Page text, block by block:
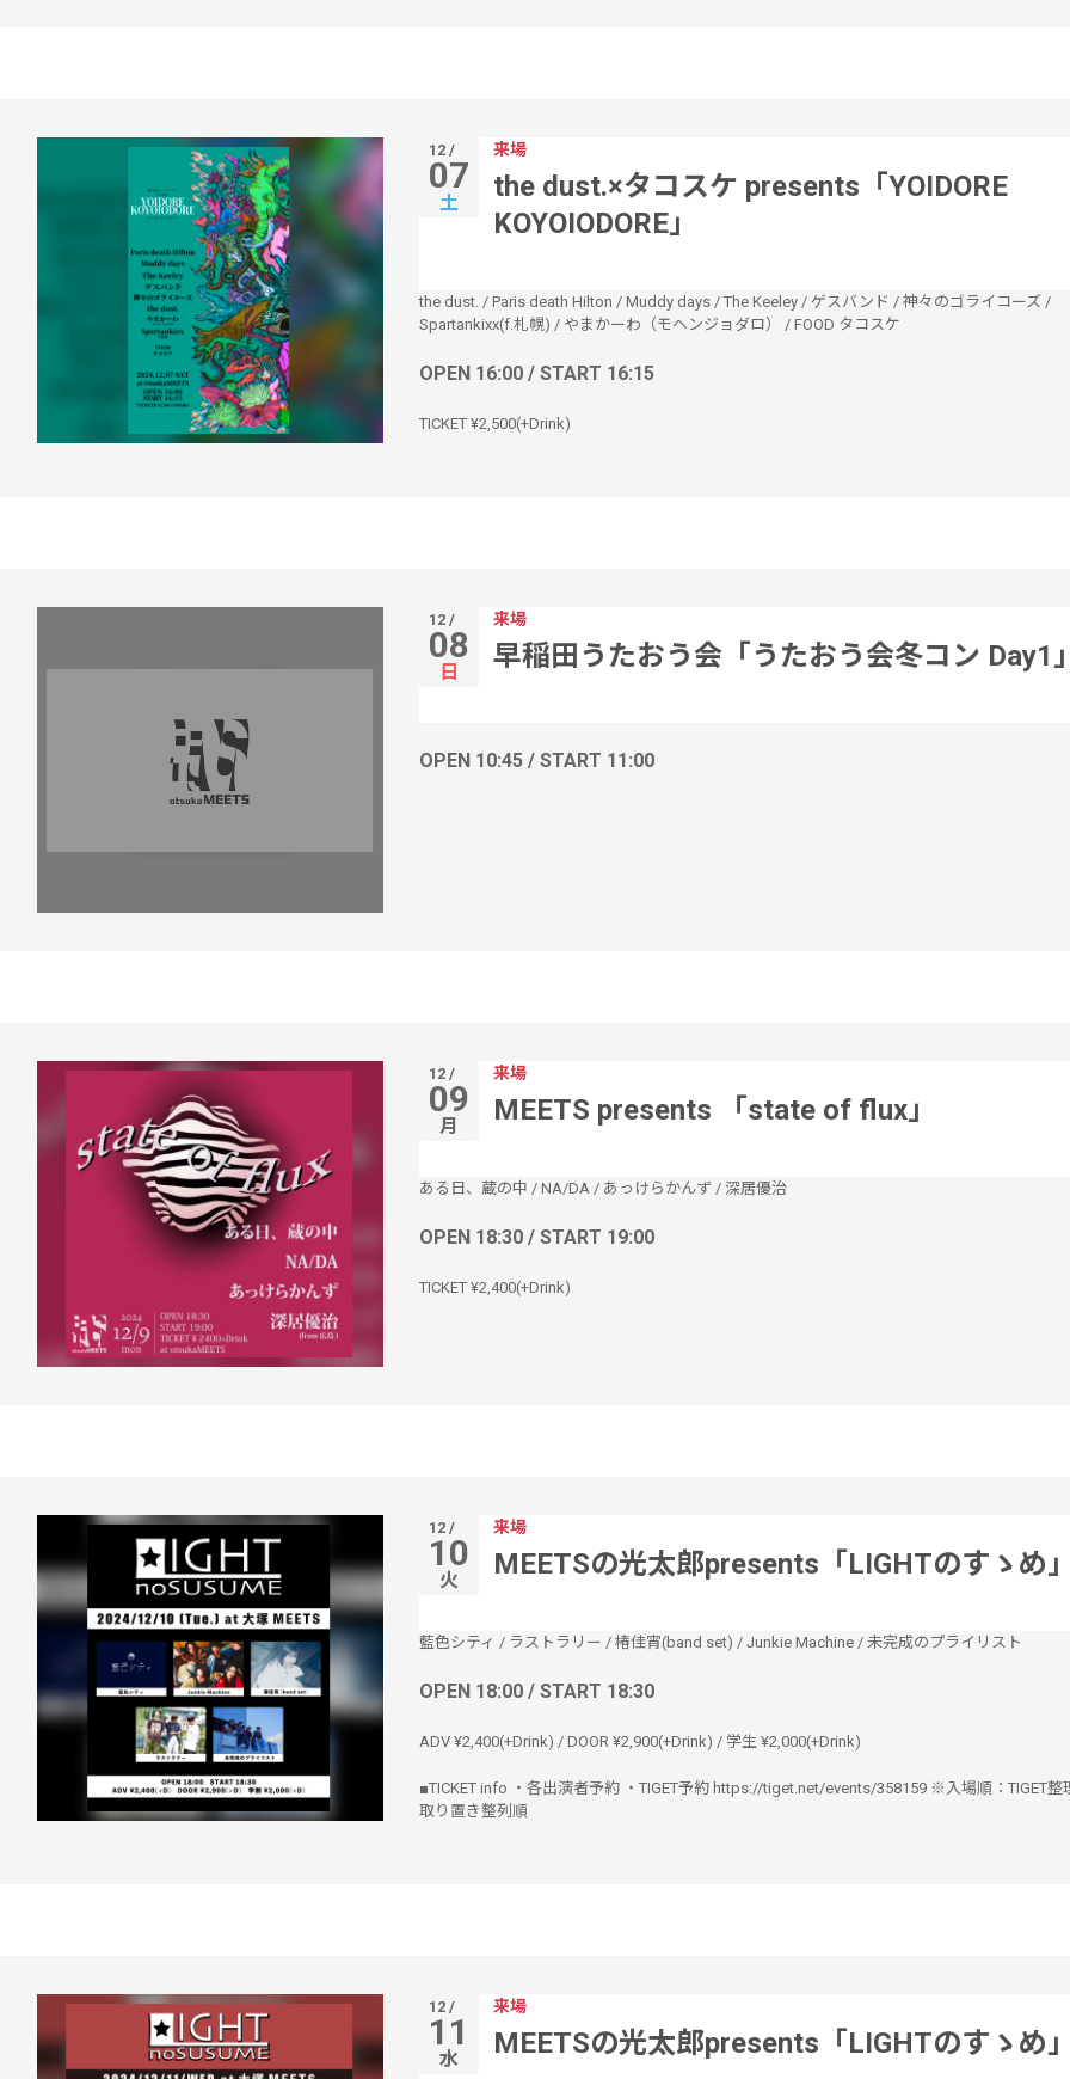
12 /
07
土
来場
the dust.×タコスケ presents「YOIDORE
KOYOIODORE」
the dust./ Paris death Hilton / Muddy days/ The Keeley/ ゲスバンド / 神々のゴライコーズ/
Spartankixx(f.札幌) / やまかーわ（モヘンジョダロ） / FOOD タコスケ
OPEN 16:00 / START 16:15
TICKET ¥2,500(+Drink)
12 /
08
日
来場
早稲田うたおう会「うたおう会冬コン Day1
OPEN 10:45 / START 11:00
12 /
09
月
来場
MEETS presents 「state of flux」
ある日、蔵の中 / NA/DA/ あっけらかんず / 深居優治
OPEN 18:30 / START 19:00
TICKET ¥2,400(+Drink)
12 /
10
火
来場
MEETSの光太郎presents「LIGHTのすゝめ
藍色シティ / ラストラリー / 椿佳宵(band set) / Junkie Machine/ 未完成のプライリスト
OPEN 18:00 / START 18:30
ADV ¥2,400(+Drink) / DOOR ¥2,900(+Drink) / 学生 ¥2,000(+Drink)
■TICKET info ・各出演者予約 ・TIGET予約 https://tiget.net/events/358159 ※入場順：TIGET
取り置き整列順
12 /
11
水
来場
MEETSの光太郎presents「LIGHTのすゝめ